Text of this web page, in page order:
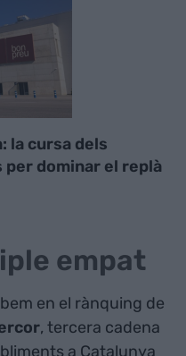
la cursa dels
dominar el replà
empat
en el rànquing de
, tercera cadena
a Catalunya